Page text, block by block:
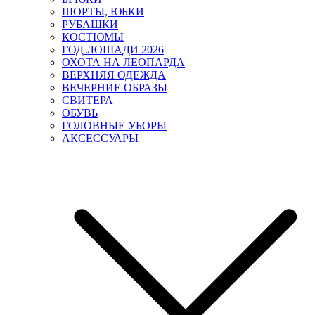
ШОРТЫ, ЮБКИ
РУБАШКИ
КОСТЮМЫ
ГОД ЛОШАДИ 2026
ОХОТА НА ЛЕОПАРДА
ВЕРХНЯЯ ОДЕЖДА
ВЕЧЕРНИЕ ОБРАЗЫ
СВИТЕРА
ОБУВЬ
ГОЛОВНЫЕ УБОРЫ
АКСЕССУАРЫ